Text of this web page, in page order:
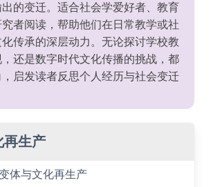
的变迁。适合社会学爱好者、教育
者阅读，帮助他们在日常教学或社
传承的深层动力。无论探讨学校教
还是数字时代文化传播的挑战，都
启发读者反思个人经历与社会变迁
再生产
体与文化再生产